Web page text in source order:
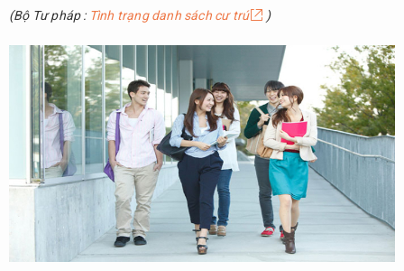
(Bộ Tư pháp : Tình trạng danh sách cư trú )